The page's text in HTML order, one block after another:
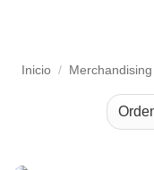
Inicio / Merchandising